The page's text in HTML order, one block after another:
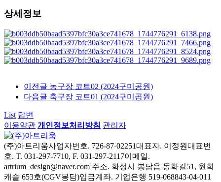
상세정보
이전글 농구장 코트02 (2024구미공원)
다음글 축구장 코트01 (2024구미공원)
List 답변
이용약관 개인정보처리방침 관리자
(주)아트리움사업자번호. 726-87-02251대표자. 이정원대표번
호. T. 031-297-7710, F. 031-297-2117이메일.
artrium_design@naver.com 주소. 화성시 봉담읍 동화길51, 원희
캐슬 653호(CGV봉담)입금계좌. 기업은행 519-068843-04-011